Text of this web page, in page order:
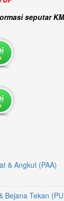
seputar
& Angkut (PAA)
Bejana Tekan